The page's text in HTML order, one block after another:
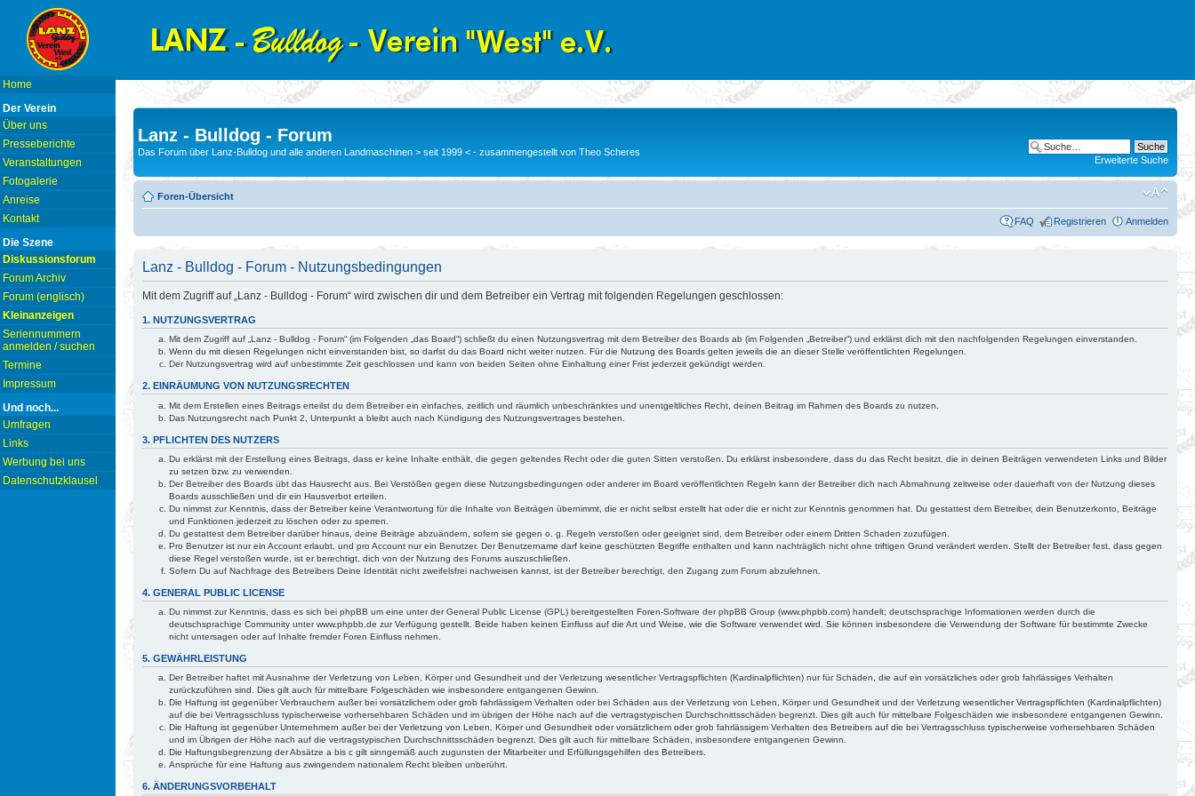
Home
Der Verein
Über uns
Presseberichte
Veranstaltungen
Fotogalerie
Anreise
Kontakt
Die Szene
Diskussionsforum
Forum Archiv
Forum (englisch)
Kleinanzeigen
Seriennummern
anmelden / suchen
Termine
Impressum
Und noch...
Umfragen
Links
Werbung bei uns
Datenschutzklausel
Lanz - Bulldog - Forum
Das Forum über Lanz-Bulldog und alle anderen Landmaschinen > seit 1999 < - zusammengestellt von Theo Scheres
Erweiterte Suche
Foren-Übersicht
FAQ Registrieren Anmelden
Lanz - Bulldog - Forum - Nutzungsbedingungen
Mit dem Zugriff auf „Lanz - Bulldog - Forum“ wird zwischen dir und dem Betreiber ein Vertrag mit folgenden Regelungen geschlossen:
1. NUTZUNGSVERTRAG
Mit dem Zugriff auf „Lanz - Bulldog - Forum“ (im Folgenden „das Board“) schließt du einen Nutzungsvertrag mit dem Betreiber des Boards ab (im Folgenden „Betreiber“) und erklärst dich mit den nachfolgenden Regelungen einverstanden.
Wenn du mit diesen Regelungen nicht einverstanden bist, so darfst du das Board nicht weiter nutzen. Für die Nutzung des Boards gelten jeweils die an dieser Stelle veröffentlichten Regelungen.
Der Nutzungsvertrag wird auf unbestimmte Zeit geschlossen und kann von beiden Seiten ohne Einhaltung einer Frist jederzeit gekündigt werden.
2. EINRÄUMUNG VON NUTZUNGSRECHTEN
Mit dem Erstellen eines Beitrags erteilst du dem Betreiber ein einfaches, zeitlich und räumlich unbeschränktes und unentgeltliches Recht, deinen Beitrag im Rahmen des Boards zu nutzen.
Das Nutzungsrecht nach Punkt 2, Unterpunkt a bleibt auch nach Kündigung des Nutzungsvertrages bestehen.
3. PFLICHTEN DES NUTZERS
Du erklärst mit der Erstellung eines Beitrags, dass er keine Inhalte enthält, die gegen geltendes Recht oder die guten Sitten verstoßen. Du erklärst insbesondere, dass du das Recht besitzt, die in deinen Beiträgen verwendeten Links und Bilder
zu setzen bzw. zu verwenden.
Der Betreiber des Boards übt das Hausrecht aus. Bei Verstößen gegen diese Nutzungsbedingungen oder anderer im Board veröffentlichten Regeln kann der Betreiber dich nach Abmahnung zeitweise oder dauerhaft von der Nutzung dieses
Boards ausschließen und dir ein Hausverbot erteilen.
Du nimmst zur Kenntnis, dass der Betreiber keine Verantwortung für die Inhalte von Beiträgen übernimmt, die er nicht selbst erstellt hat oder die er nicht zur Kenntnis genommen hat. Du gestattest dem Betreiber, dein Benutzerkonto, Beiträge
und Funktionen jederzeit zu löschen oder zu sperren.
Du gestattest dem Betreiber darüber hinaus, deine Beiträge abzuändern, sofern sie gegen o. g. Regeln verstoßen oder geeignet sind, dem Betreiber oder einem Dritten Schaden zuzufügen.
Pro Benutzer ist nur ein Account erlaubt, und pro Account nur ein Benutzer. Der Benutzername darf keine geschützten Begriffe enthalten und kann nachträglich nicht ohne triftigen Grund verändert werden. Stellt der Betreiber fest, dass gegen
diese Regel verstoßen wurde, ist er berechtigt, dich von der Nutzung des Forums auszuschließen.
Sofern Du auf Nachfrage des Betreibers Deine Identität nicht zweifelsfrei nachweisen kannst, ist der Betreiber berechtigt, den Zugang zum Forum abzulehnen.
4. GENERAL PUBLIC LICENSE
Du nimmst zur Kenntnis, dass es sich bei phpBB um eine unter der General Public License (GPL) bereitgestellten Foren-Software der phpBB Group (www.phpbb.com) handelt; deutschsprachige Informationen werden durch die
deutschsprachige Community unter www.phpbb.de zur Verfügung gestellt. Beide haben keinen Einfluss auf die Art und Weise, wie die Software verwendet wird. Sie können insbesondere die Verwendung der Software für bestimmte Zwecke
nicht untersagen oder auf Inhalte fremder Foren Einfluss nehmen.
5. GEWÄHRLEISTUNG
Der Betreiber haftet mit Ausnahme der Verletzung von Leben, Körper und Gesundheit und der Verletzung wesentlicher Vertragspflichten (Kardinalpflichten) nur für Schäden, die auf ein vorsätzliches oder grob fahrlässiges Verhalten
zurückzuführen sind. Dies gilt auch für mittelbare Folgeschäden wie insbesondere entgangenen Gewinn.
Die Haftung ist gegenüber Verbrauchern außer bei vorsätzlichem oder grob fahrlässigem Verhalten oder bei Schäden aus der Verletzung von Leben, Körper und Gesundheit und der Verletzung wesentlicher Vertragspflichten (Kardinalpflichten)
auf die bei Vertragsschluss typischerweise vorhersehbaren Schäden und im übrigen der Höhe nach auf die vertragstypischen Durchschnittsschäden begrenzt. Dies gilt auch für mittelbare Folgeschäden wie insbesondere entgangenen Gewinn.
Die Haftung ist gegenüber Unternehmern außer bei der Verletzung von Leben, Körper und Gesundheit oder vorsätzlichem oder grob fahrlässigem Verhalten des Betreibers auf die bei Vertragsschluss typischerweise vorhersehbaren Schäden
und im Übrigen der Höhe nach auf die vertragstypischen Durchschnittsschäden begrenzt. Dies gilt auch für mittelbare Schäden, insbesondere entgangenen Gewinn.
Die Haftungsbegrenzung der Absätze a bis c gilt sinngemäß auch zugunsten der Mitarbeiter und Erfüllungsgehilfen des Betreibers.
Ansprüche für eine Haftung aus zwingendem nationalem Recht bleiben unberührt.
6. ÄNDERUNGSVORBEHALT